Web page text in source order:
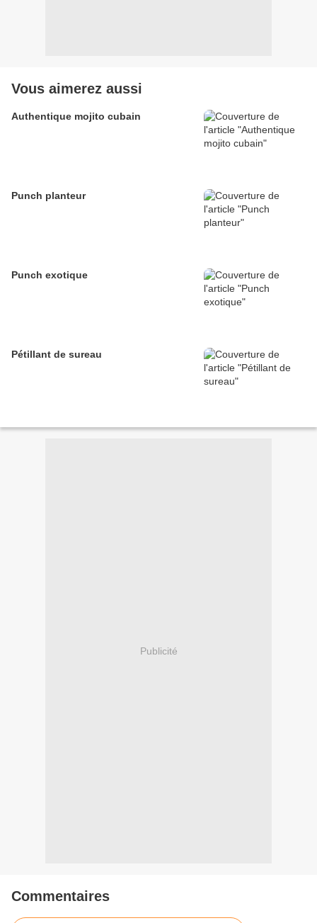
Vous aimerez aussi
Authentique mojito cubain
Punch planteur
Punch exotique
Pétillant de sureau
Publicité
Commentaires